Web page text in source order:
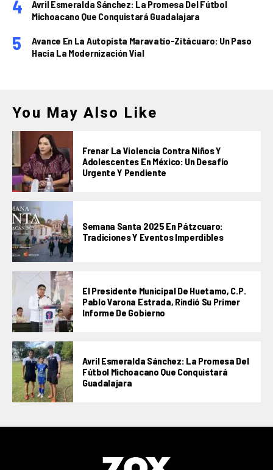
Avril Esmeralda Sánchez: La Promesa Del Fútbol
Michoacano Que Conquistará Guadalajara
Avance En La Autopista Maravatío-Zitácuaro: Un Paso
Hacia La Modernización Vial
You May Also Like
Frenar La Violencia Contra Niños Y
Adolescentes En México: Un Desafío
Urgente Y Pendiente
Semana Santa 2025 En Pátzcuaro:
Tradiciones Y Eventos Imperdibles
El Presidente Municipal De Huetamo, C.P.
Pablo Varona Estrada, Rindió Su Primer
Informe De Gobierno
Avril Esmeralda Sánchez: La Promesa Del
Fútbol Michoacano Que Conquistará
Guadalajara